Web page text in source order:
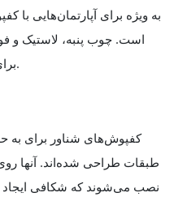
به ویژه برای آپارتمان‌هایی با
است. چوب پنبه، لاستیک و
.
کفپوش‌های شناور برای به
طبقات طراحی شده‌اند. آنها
نصب می‌شوند که شکافی ایجاد